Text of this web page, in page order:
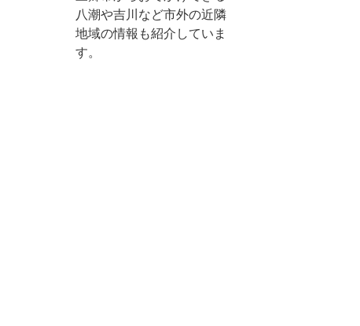
八潮や吉川など市外の近隣
地域の情報も紹介していま
す。